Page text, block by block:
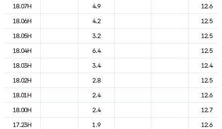
18.07H
4.9
12.6
18.06H
4.2
12.5
18.05H
3.2
12.5
18.04H
6.4
12.5
18.03H
3.4
12.4
18.02H
2.8
12.5
18.01H
2.4
12.6
18.00H
2.4
12.7
17.23H
1.9
12.6